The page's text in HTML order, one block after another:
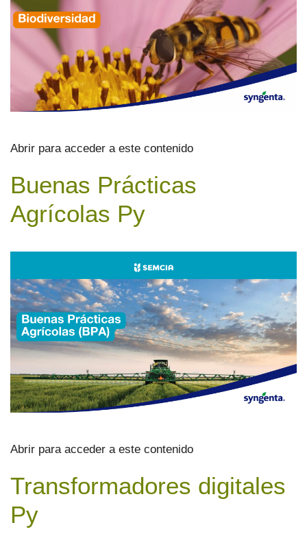
Abrir para acceder a este contenido
Buenas Prácticas
Agrícolas Py
Abrir para acceder a este contenido
Transformadores digitales
Py